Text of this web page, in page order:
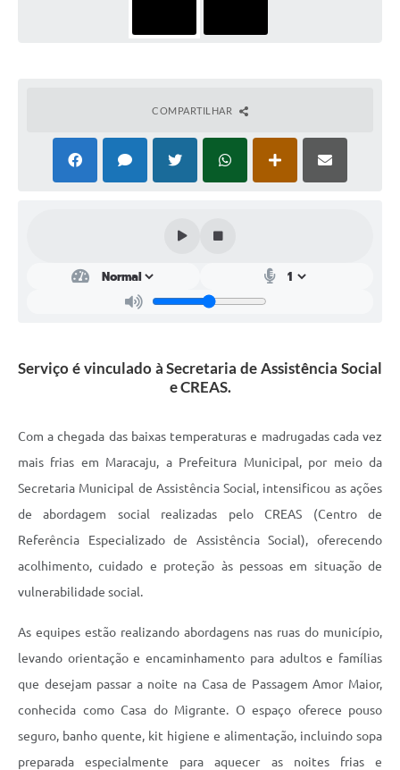
COMPARTILHAR
Serviço é vinculado à Secretaria de Assistência Social
e CREAS.
Com a chegada das baixas temperaturas e madrugadas cada vez
mais frias em Maracaju, a Prefeitura Municipal, por meio da
Secretaria Municipal de Assistência Social, intensificou as ações
de abordagem social realizadas pelo CREAS (Centro de
Referência Especializado de Assistência Social), oferecendo
acolhimento, cuidado e proteção às pessoas em situação de
vulnerabilidade social.
As equipes estão realizando abordagens nas ruas do município,
levando orientação e encaminhamento para adultos e famílias
que desejam passar a noite na Casa de Passagem Amor Maior,
conhecida como Casa do Migrante. O espaço oferece pouso
seguro, banho quente, kit higiene e alimentação, incluindo sopa
preparada especialmente para aquecer as noites frias e